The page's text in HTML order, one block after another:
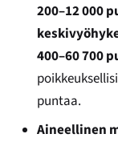
200–12 000
400–60 700
puntaa.
Aineellinen